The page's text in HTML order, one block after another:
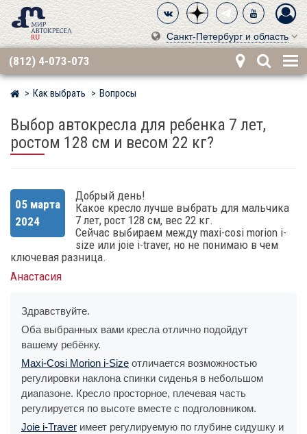
Санкт-Петербург и область
(812) 4-073-073
Мир детских автокресел
Как выбрать Вопросы
Выбор автокресла для ребенка 7 лет,
ростом 128 см и весом 22 кг?
05 марта
2024
Добрый день!
Какое кресло лучше выбрать для мальчика
7 лет, рост 128 см, вес 22 кг.
Сейчас выбираем между maxi-cosi morion i-
size или joie i-traver, но не понимаю в чем
ключевая разница.
Анастасия
Здравствуйте.
Оба выбранных вами кресла отлично подойдут
вашему ребёнку.
Maxi-Cosi Morion i-Size отличается возможностью
регулировки наклона спинки сиденья в небольшом
диапазоне. Кресло просторное, плечевая часть
регулируется по высоте вместе с подголовником.
Joie i-Traver имеет регулируемую по глубине сидушку и